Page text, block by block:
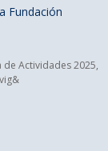
Fundación
Actividades 2025,